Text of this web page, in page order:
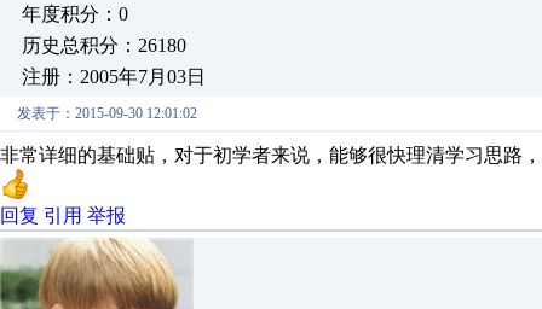
年度积分：0
历史总积分：26180
注册：2005年7月03日
发表于：2015-09-30 12:01:02
非常详细的基础贴，对于初学者来说，能够很快理清学习思路
回复 引用 举报